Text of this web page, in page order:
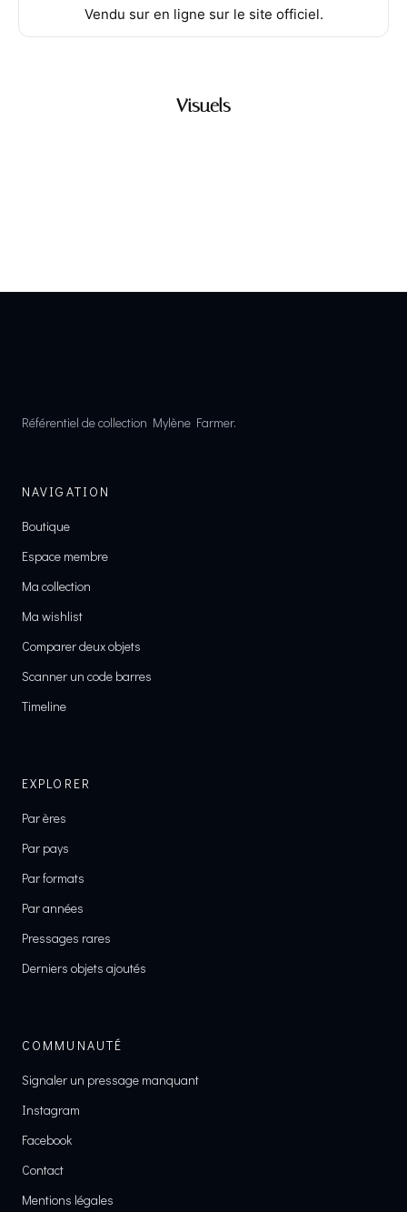
Vendu sur en ligne sur le site officiel.
Visuels
Référentiel de collection Mylène Farmer.
NAVIGATION
Boutique
Espace membre
Ma collection
Ma wishlist
Comparer deux objets
Scanner un code barres
Timeline
EXPLORER
Par ères
Par pays
Par formats
Par années
Pressages rares
Derniers objets ajoutés
COMMUNAUTÉ
Signaler un pressage manquant
Instagram
Facebook
Contact
Mentions légales